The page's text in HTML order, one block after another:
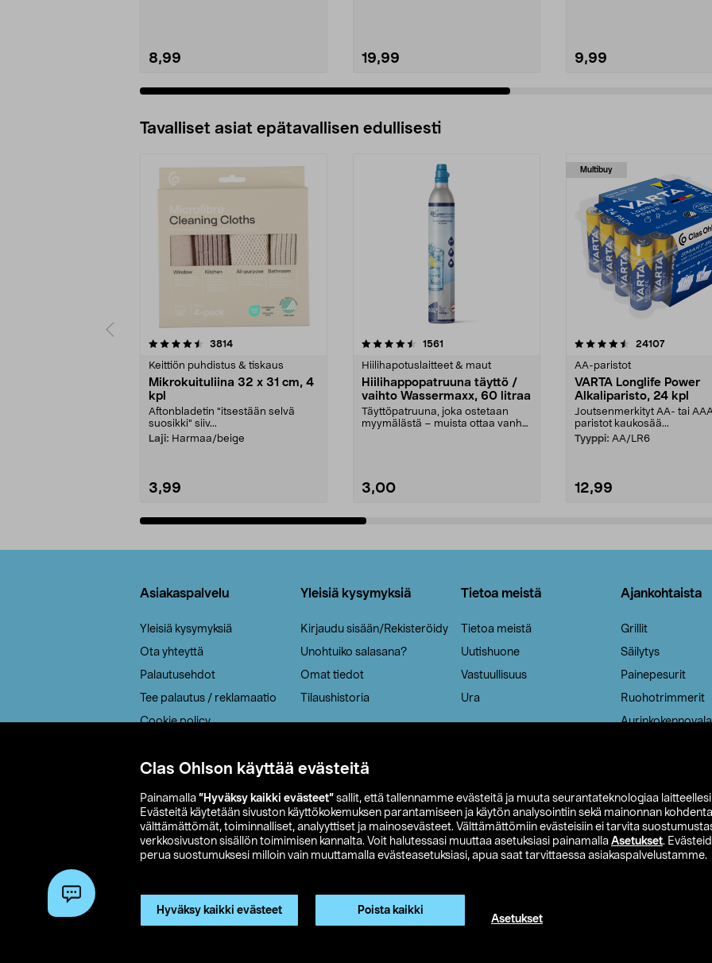
Clas Ohlson käyttää evästeitä
Painamalla ”Hyväksy kaikki evästeet” sallit, että tallennamme evästeitä ja muuta seurantateknologiaa laitteellesi
Evästeitä käytetään sivuston käyttökokemuksen parantamiseen ja käytön analysointiin sekä mainonnan
välttämättömät, toiminnalliset, analyyttiset ja mainosevästeet. Välttämättömiin evästeisiin ei tarvita
verkkosivuston sisällön toimimisen kannalta. Voit halutessasi muuttaa asetuksiasi painamalla Asetukset.
perua suostumuksesi milloin vain muuttamalla evästeasetuksiasi, apua saat tarvittaessa asiakaspalvelustamme.
Hyväksy kaikki evästeet Poista kaikki
Asetukset
8,99 19,99 9,99
Tavalliset asiat epätavallisen edullisesti
3814arvostelut
Keittiön puhdistus & tiskaus
Mikrokuituliina 32 x 31 cm, 4
kpl
Aftonbladetin "itsestään selvä
suosikki" siiv...
Laji: Harmaa/beige
3,99
4.5viidestä
1561
Hiilihapotuslaitteet & maut
Hiilihappopatruuna täyttö /
vaihto Wassermaxx, 60 litraa
Täyttöpatruuna, joka ostetaan
myymälästä – muista ottaa vanha
3,00
Multibuy
4.5viidestä
24107arvostelut
AA-paristot
VARTA Longlife Power
Alkaliparisto, 24 kpl
Joutsenmerkityt AA- tai
paristot kaukosää...
Tyyppi: AA/LR6
12,99
4.5viidestä
Asiakaspalvelu
Yleisiä kysymyksiä
Ota yhteyttä
Palautusehdot
Tee palautus / reklamaatio
Cookie policy
Saavutettavuus
Yleisiä kysymyksiä
Kirjaudu sisään/Rekisteröidy
Unohtuiko salasana?
Omat tiedot
Tilaushistoria
Tietoa meistä
Tietoa meistä
Uutishuone
Vastuullisuus
Ura
Ajankohtaista
Grillit
Säilytys
Painepesurit
Ruohotrimmerit